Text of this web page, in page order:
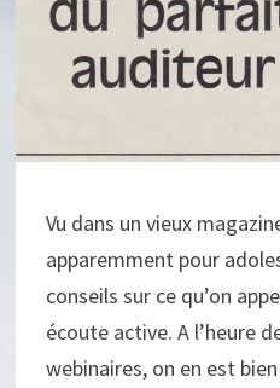
Vu dans un vieux
apparemment pour
conseils sur ce qu’on
écoute active. A l’heure
webinaires, on en est